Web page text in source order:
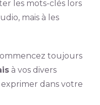
les mots-clés lors
mais à les
toujours
à vos divers
dans votre